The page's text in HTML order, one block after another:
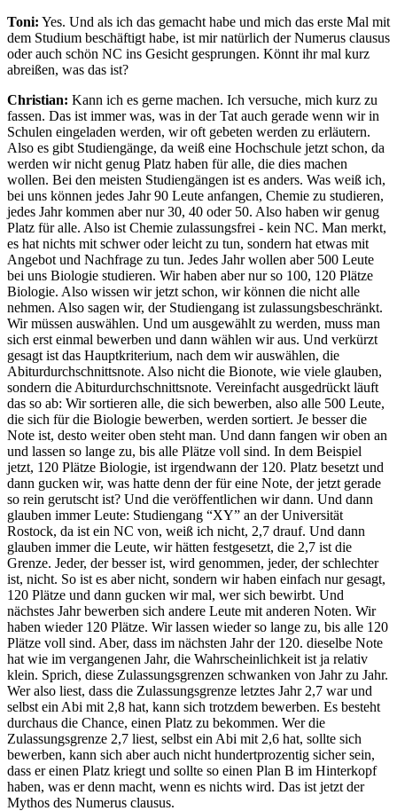
Toni: Yes. Und als ich das gemacht habe und mich das erste Mal mit
dem Studium beschäftigt habe, ist mir natürlich der Numerus clausus
oder auch schön NC ins Gesicht gesprungen. Könnt ihr mal kurz
abreißen, was das ist?
Christian: Kann ich es gerne machen. Ich versuche, mich kurz zu
fassen. Das ist immer was, was in der Tat auch gerade wenn wir in
Schulen eingeladen werden, wir oft gebeten werden zu erläutern.
Also es gibt Studiengänge, da weiß eine Hochschule jetzt schon, da
werden wir nicht genug Platz haben für alle, die dies machen
wollen. Bei den meisten Studiengängen ist es anders. Was weiß ich,
bei uns können jedes Jahr 90 Leute anfangen, Chemie zu studieren,
jedes Jahr kommen aber nur 30, 40 oder 50. Also haben wir genug
Platz für alle. Also ist Chemie zulassungsfrei - kein NC. Man merkt,
es hat nichts mit schwer oder leicht zu tun, sondern hat etwas mit
Angebot und Nachfrage zu tun. Jedes Jahr wollen aber 500 Leute
bei uns Biologie studieren. Wir haben aber nur so 100, 120 Plätze
Biologie. Also wissen wir jetzt schon, wir können die nicht alle
nehmen. Also sagen wir, der Studiengang ist zulassungsbeschränkt.
Wir müssen auswählen. Und um ausgewählt zu werden, muss man
sich erst einmal bewerben und dann wählen wir aus. Und verkürzt
gesagt ist das Hauptkriterium, nach dem wir auswählen, die
Abiturdurchschnittsnote. Also nicht die Bionote, wie viele glauben,
sondern die Abiturdurchschnittsnote. Vereinfacht ausgedrückt läuft
das so ab: Wir sortieren alle, die sich bewerben, also alle 500 Leute,
die sich für die Biologie bewerben, werden sortiert. Je besser die
Note ist, desto weiter oben steht man. Und dann fangen wir oben an
und lassen so lange zu, bis alle Plätze voll sind. In dem Beispiel
jetzt, 120 Plätze Biologie, ist irgendwann der 120. Platz besetzt und
dann gucken wir, was hatte denn der für eine Note, der jetzt gerade
so rein gerutscht ist? Und die veröffentlichen wir dann. Und dann
glauben immer Leute: Studiengang “XY” an der Universität
Rostock, da ist ein NC von, weiß ich nicht, 2,7 drauf. Und dann
glauben immer die Leute, wir hätten festgesetzt, die 2,7 ist die
Grenze. Jeder, der besser ist, wird genommen, jeder, der schlechter
ist, nicht. So ist es aber nicht, sondern wir haben einfach nur gesagt,
120 Plätze und dann gucken wir mal, wer sich bewirbt. Und
nächstes Jahr bewerben sich andere Leute mit anderen Noten. Wir
haben wieder 120 Plätze. Wir lassen wieder so lange zu, bis alle 120
Plätze voll sind. Aber, dass im nächsten Jahr der 120. dieselbe Note
hat wie im vergangenen Jahr, die Wahrscheinlichkeit ist ja relativ
klein. Sprich, diese Zulassungsgrenzen schwanken von Jahr zu Jahr.
Wer also liest, dass die Zulassungsgrenze letztes Jahr 2,7 war und
selbst ein Abi mit 2,8 hat, kann sich trotzdem bewerben. Es besteht
durchaus die Chance, einen Platz zu bekommen. Wer die
Zulassungsgrenze 2,7 liest, selbst ein Abi mit 2,6 hat, sollte sich
bewerben, kann sich aber auch nicht hundertprozentig sicher sein,
dass er einen Platz kriegt und sollte so einen Plan B im Hinterkopf
haben, was er denn macht, wenn es nichts wird. Das ist jetzt der
Mythos des Numerus clausus.